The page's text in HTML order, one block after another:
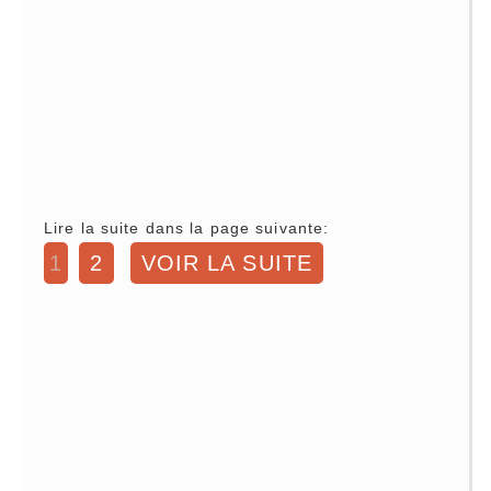
Lire la suite dans la page suivante:
1 2 VOIR LA SUITE